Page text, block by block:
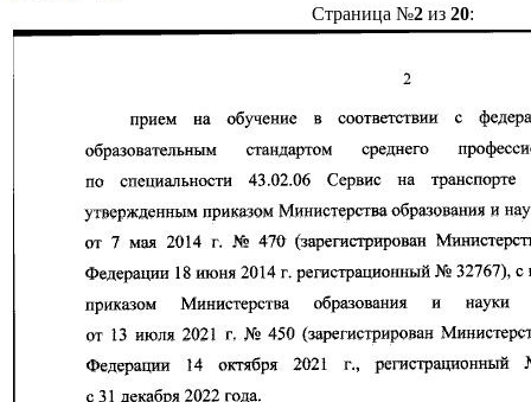
Страница №2из 20: